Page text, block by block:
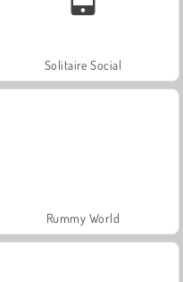
Solitaire Social
Rummy World